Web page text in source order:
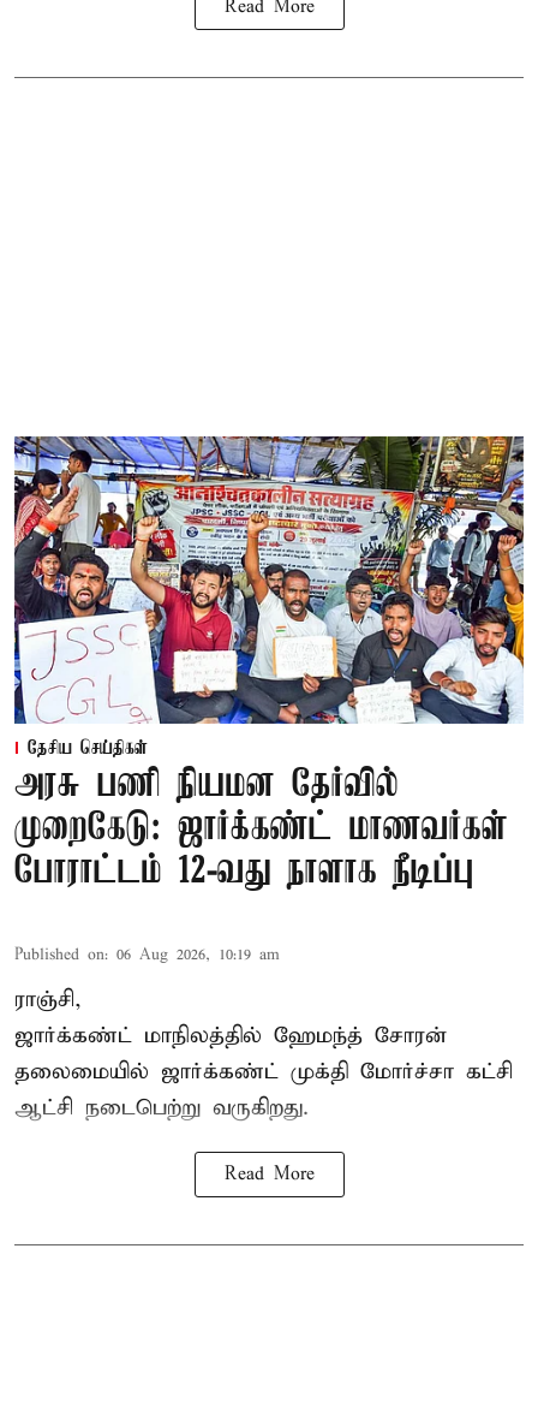
Read More
தேசிய செய்திகள்
அரசு பணி நியமன தேர்வில்
முறைகேடு: ஜார்க்கண்ட் மாணவர்கள்
போராட்டம் 12-வது நாளாக நீடிப்பு
Published on: 06 Aug 2026, 10:19 am
ராஞ்சி,
ஜார்க்கண்ட் மாநிலத்தில் ஹேமந்த் சோரன்
தலைமையில் ஜார்க்கண்ட் முக்தி மோர்ச்சா கட்சி
ஆட்சி நடைபெற்று வருகிறது.
Read More